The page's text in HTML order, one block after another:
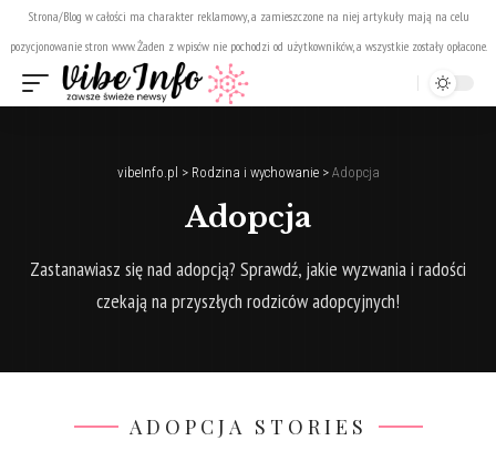
Strona/Blog w całości ma charakter reklamowy, a zamieszczone na niej artykuły mają na celu
pozycjonowanie stron www. Żaden z wpisów nie pochodzi od użytkowników, a wszystkie zostały opłacone.
vibeInfo.pl > Rodzina i wychowanie> Adopcja
Adopcja
Zastanawiasz się nad adopcją? Sprawdź, jakie wyzwania i radości
czekają na przyszłych rodziców adopcyjnych!
ADOPCJA STORIES